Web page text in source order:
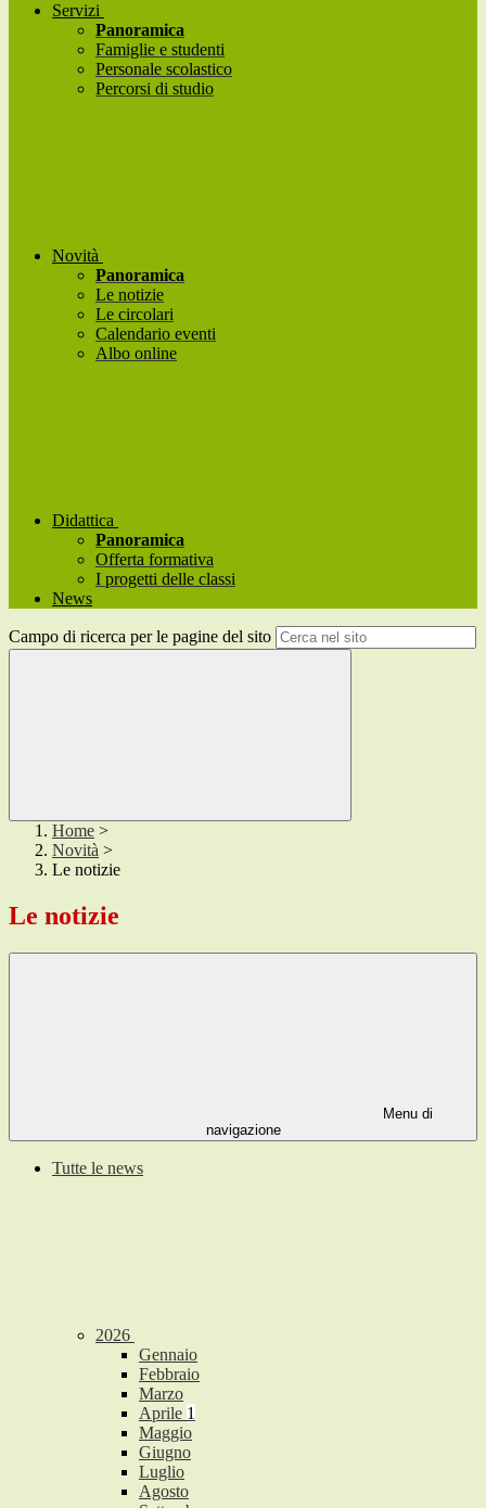
Servizi
Panoramica
Famiglie e studenti
Personale scolastico
Percorsi di studio
Novità
Panoramica
Le notizie
Le circolari
Calendario eventi
Albo online
Didattica
Panoramica
Offerta formativa
I progetti delle classi
News
Campo di ricerca per le pagine del sito
Home >
Novità >
Le notizie
Le notizie
Menu di
navigazione
Tutte le news
2026
Gennaio
Febbraio
Marzo
Aprile 1
Maggio
Giugno
Luglio
Agosto